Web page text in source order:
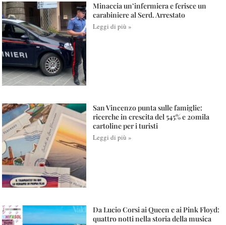
Minaccia un’infermiera e ferisce un
carabiniere al Serd. Arrestato
Leggi di più »
San Vincenzo punta sulle famiglie:
ricerche in crescita del 545% e 20mila
cartoline per i turisti
Leggi di più »
Da Lucio Corsi ai Queen e ai Pink Floyd:
quattro notti nella storia della musica